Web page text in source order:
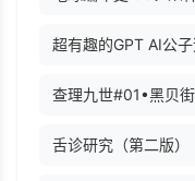
超有趣的GPT AI公
查理九世#01•黑贝
舌诊研究（第二版